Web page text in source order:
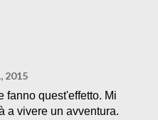
2015
fanno quest'effetto. Mi
a vivere un avventura.